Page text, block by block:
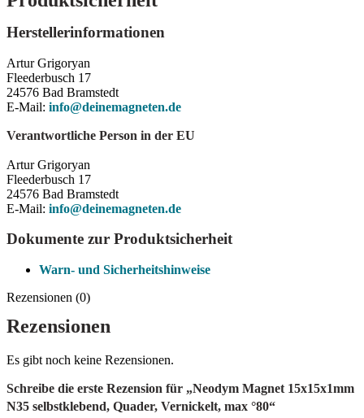
Herstellerinformationen
Artur Grigoryan
Fleederbusch 17
24576 Bad Bramstedt
E-Mail: info@deinemagneten.de
Verantwortliche Person in der EU
Artur Grigoryan
Fleederbusch 17
24576 Bad Bramstedt
E-Mail: info@deinemagneten.de
Dokumente zur Produktsicherheit
Warn- und Sicherheitshinweise
Rezensionen (0)
Rezensionen
Es gibt noch keine Rezensionen.
Schreibe die erste Rezension für „Neodym Magnet 15x15x1mm
N35 selbstklebend, Quader, Vernickelt, max °80“